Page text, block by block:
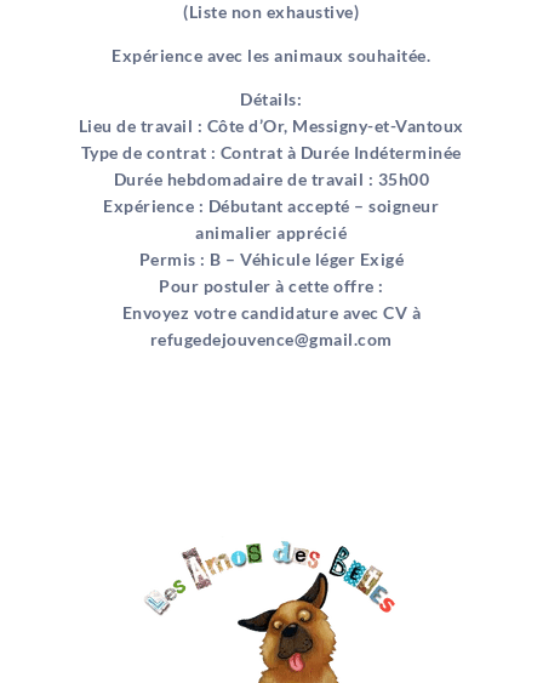
(Liste non exhaustive)
Expérience avec les animaux souhaitée.
Détails:
Lieu de travail : Côte d’Or, Messigny-et-Vantoux
Type de contrat : Contrat à Durée Indéterminée
Durée hebdomadaire de travail : 35h00
Expérience : Débutant accepté – soigneur
animalier apprécié
Permis : B – Véhicule léger Exigé
Pour postuler à cette offre :
Envoyez votre candidature avec CV à
refugedejouvence@gmail.com